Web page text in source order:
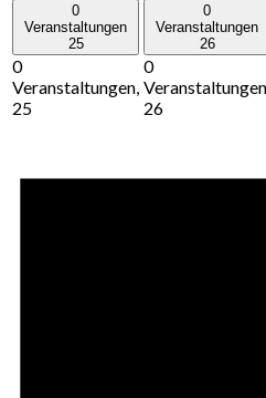
0
Veranstaltungen
25
0
Veranstaltungen,
25
0
Veranstaltungen
26
0
Veranstaltungen,
26